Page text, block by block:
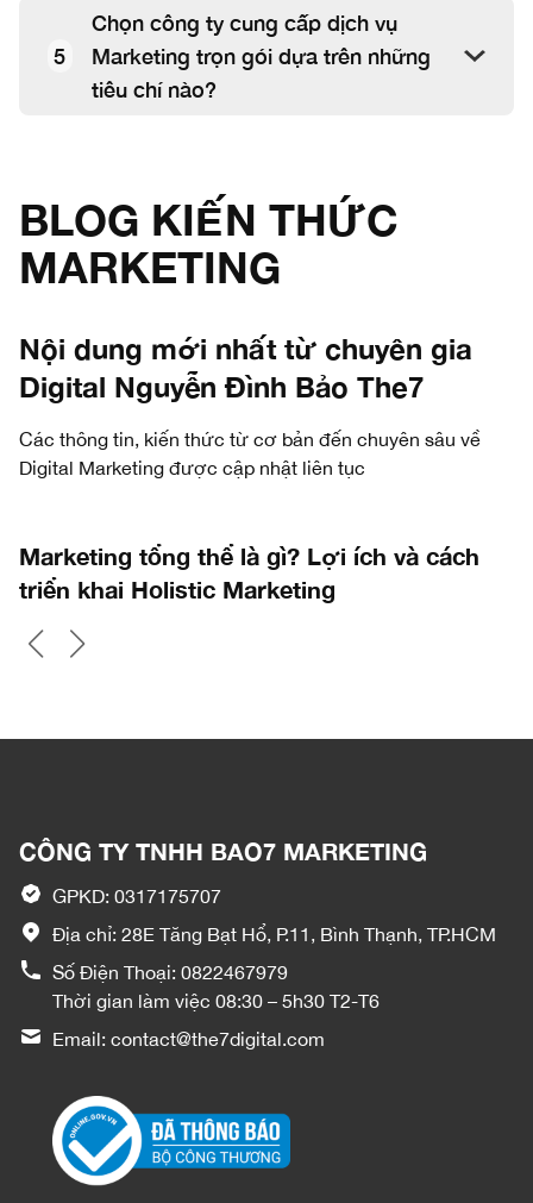
5
Chọn công ty cung cấp dịch vụ
Marketing trọn gói dựa trên những
tiêu chí nào?
BLOG KIẾN THỨC
MARKETING
Nội dung mới nhất từ chuyên gia
Digital Nguyễn Đình Bảo The7
Các thông tin, kiến thức từ cơ bản đến chuyên sâu về
Digital Marketing được cập nhật liên tục
Marketing tổng thể là gì? Lợi ích và cách
triển khai Holistic Marketing
CÔNG TY TNHH BAO7 MARKETING
GPKD: 0317175707
Địa chỉ: 28E Tăng Bạt Hổ, P.11, Bình Thạnh, TP.HCM
Số Điện Thoại: 0822467979
Thời gian làm việc 08:30 – 5h30 T2-T6
Email: contact@the7digital.com